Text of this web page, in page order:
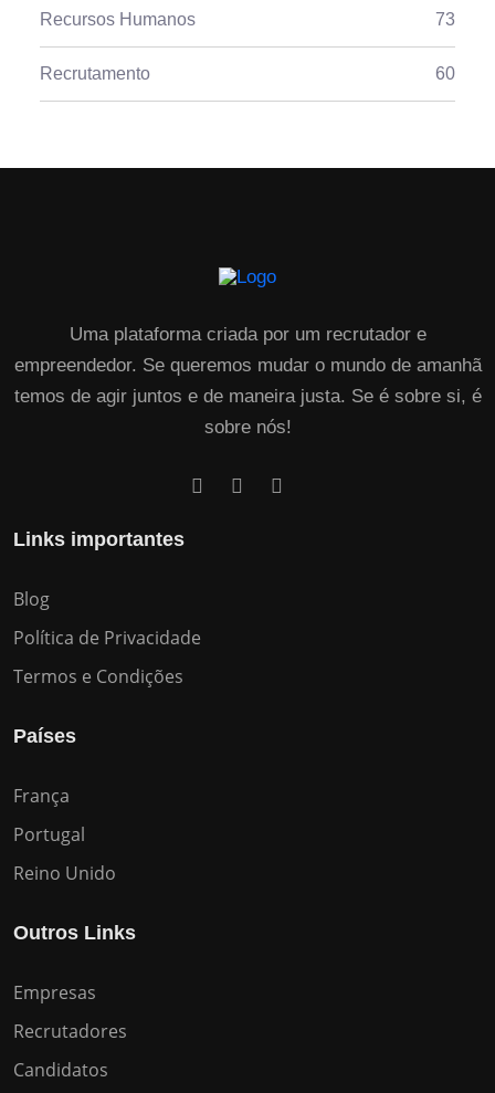
Recursos Humanos 73
Recrutamento 60
Uma plataforma criada por um recrutador e
empreendedor. Se queremos mudar o mundo de amanhã
temos de agir juntos e de maneira justa. Se é sobre si, é
sobre nós!
Links importantes
Blog
Política de Privacidade
Termos e Condições
Países
França
Portugal
Reino Unido
Outros Links
Empresas
Recrutadores
Candidatos